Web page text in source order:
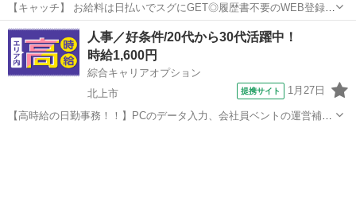
【キャッチ】 お給料は日払いでスグにGET◎履歴書不要のWEB登録
OK！「不適合品処理の事務」高時給1400円！金ケ崎周辺！20代～40
代のスタッフが多数活躍中★ 【コメント】 弊社なら事前の職場見学が
多数！お仕事安心スタ...
岩手 奥州市 一般事務
人事／好条件/20代から30代活躍中！
時給1,600円
綜合キャリアオプション
北上市
提携サイト 1月27日
【高時給の日勤事務！！】PCのデータ入力、会社員ベントの運営補助